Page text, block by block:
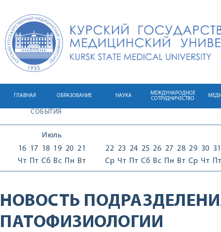
ГЛАВНАЯ ОБРАЗОВАНИЕ НАУКА
МЕЖДУНАРОДНОЕ
СОТРУДНИЧЕСТВО
СОБЫТИЯ
Июль
16
Чт
17
Пт
18
Сб
19
Вс
20
Пн
21
Вт
22
Ср
23
Чт
24
Пт
25
Сб
26
Вс
27
Пн
28
Вт
29
Ср
30
Чт
31
Пт
НОВОСТЬ
ПАТОФИЗИОЛОГИИ